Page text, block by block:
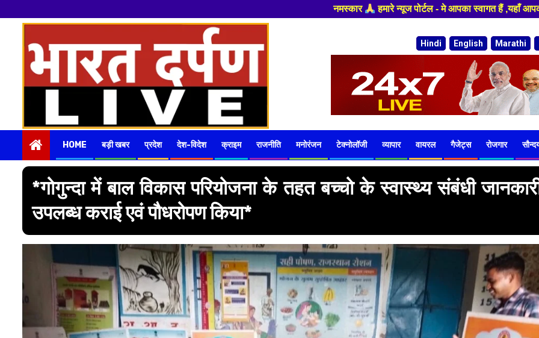
हमारे न्यूज पोर्टल - मे आपका स्वागत हैं ,यहाँ आपको हमेशा ताजा खबरों से रूबरू कराया जाएगा , खबर
content
Hindi English Marathi
HOME बड़ी खबर प्रदेश देश-विदेश क्राइम राजनीति मनोरंजन टेक्नोलॉजी व्यापार वायरल गैजेट्स रोजगार
*गोगुन्दा में बाल विकास परियोजना के तहत बच्चो के स्वास्थ्य संबंधी
उपलब्ध कराई एवं पौधरोपण किया*